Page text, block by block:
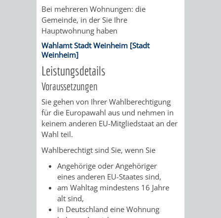
DENKMALSCHUTZBEHÖRDE
BEREICH
DENKMALSCHUTZ
GENEHMIGUNGSVERFAHREN
TAG
DES
OFFENEN
DENKMALS
STÄDTISCHER
HÄUSER
ABWASSERBESEITIGUNG
ERSCHLIESSUNGSBEITRAG
ANTRAGSVERFAHREN
VERMIETE
DOCH
/
AMT
STABSSTELLE
BÄDER
HOCHBAU
AMT
Bei mehreren Wohnungen: die
Gemeinde, in der Sie Ihre
Hauptwohnung haben
Wahlamt Stadt Weinheim [Stadt
Weinheim]
Leistungsdetails
Voraussetzungen
Sie gehen von Ihrer Wahlberechtigung
für die Europawahl aus und nehmen in
keinem anderen EU-Mitgliedstaat an der
Wahl teil.
Wahlberechtigt sind Sie, wenn Sie
Angehörige oder Angehöriger
eines anderen EU-Staates sind,
am Wahltag mindestens 16 Jahre
alt sind,
in Deutschland eine Wohnung